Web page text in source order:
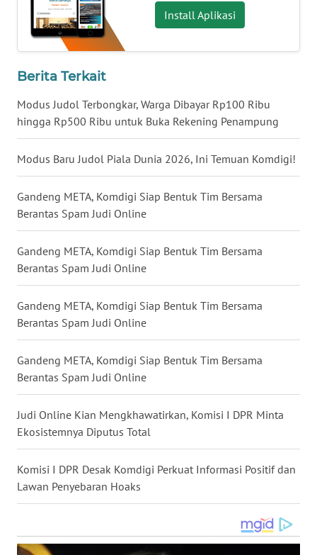
Install Aplikasi
Berita Terkait
Modus Judol Terbongkar, Warga Dibayar Rp100 Ribu
hingga Rp500 Ribu untuk Buka Rekening Penampung
Modus Baru Judol Piala Dunia 2026, Ini Temuan Komdigi!
Gandeng META, Komdigi Siap Bentuk Tim Bersama
Berantas Spam Judi Online
Gandeng META, Komdigi Siap Bentuk Tim Bersama
Berantas Spam Judi Online
Gandeng META, Komdigi Siap Bentuk Tim Bersama
Berantas Spam Judi Online
Gandeng META, Komdigi Siap Bentuk Tim Bersama
Berantas Spam Judi Online
Judi Online Kian Mengkhawatirkan, Komisi I DPR Minta
Ekosistemnya Diputus Total
Komisi I DPR Desak Komdigi Perkuat Informasi Positif dan
Lawan Penyebaran Hoaks
SUMBAR
WN
BENGKULU
LAMPUNG
WN
JATENG
WN
NUSANTARA
WN
JOGJA
WN
JATIM
WN
BALI
WN
KALBAR